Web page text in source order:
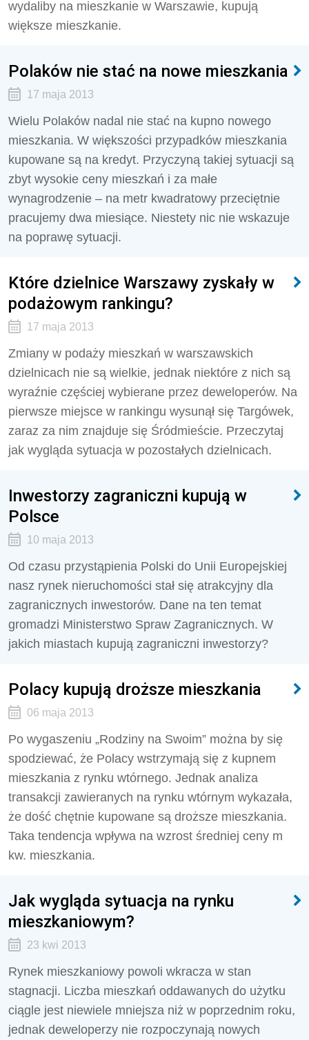
wydaliby na mieszkanie w Warszawie, kupują
większe mieszkanie.
Polaków nie stać na nowe mieszkania
17 maja 2013
Wielu Polaków nadal nie stać na kupno nowego
mieszkania. W większości przypadków mieszkania
kupowane są na kredyt. Przyczyną takiej sytuacji są
zbyt wysokie ceny mieszkań i za małe
wynagrodzenie – na metr kwadratowy przeciętnie
pracujemy dwa miesiące. Niestety nic nie wskazuje
na poprawę sytuacji.
Które dzielnice Warszawy zyskały w
podażowym rankingu?
17 maja 2013
Zmiany w podaży mieszkań w warszawskich
dzielnicach nie są wielkie, jednak niektóre z nich są
wyraźnie częściej wybierane przez deweloperów. Na
pierwsze miejsce w rankingu wysunął się Targówek,
zaraz za nim znajduje się Śródmieście. Przeczytaj
jak wygląda sytuacja w pozostałych dzielnicach.
Inwestorzy zagraniczni kupują w
Polsce
10 maja 2013
Od czasu przystąpienia Polski do Unii Europejskiej
nasz rynek nieruchomości stał się atrakcyjny dla
zagranicznych inwestorów. Dane na ten temat
gromadzi Ministerstwo Spraw Zagranicznych. W
jakich miastach kupują zagraniczni inwestorzy?
Polacy kupują droższe mieszkania
06 maja 2013
Po wygaszeniu „Rodziny na Swoim” można by się
spodziewać, że Polacy wstrzymają się z kupnem
mieszkania z rynku wtórnego. Jednak analiza
transakcji zawieranych na rynku wtórnym wykazała,
że dość chętnie kupowane są droższe mieszkania.
Taka tendencja wpływa na wzrost średniej ceny m
kw. mieszkania.
Jak wygląda sytuacja na rynku
mieszkaniowym?
23 kwi 2013
Rynek mieszkaniowy powoli wkracza w stan
stagnacji. Liczba mieszkań oddawanych do użytku
ciągle jest niewiele mniejsza niż w poprzednim roku,
jednak deweloperzy nie rozpoczynają nowych